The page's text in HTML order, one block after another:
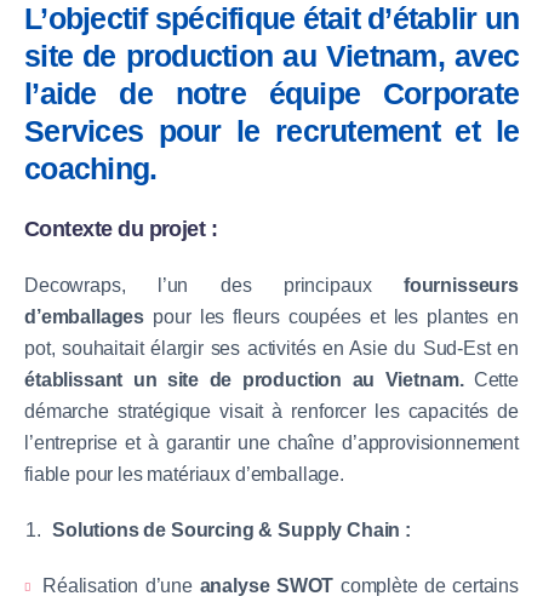
L’objectif spécifique était d’établir un
site de production au Vietnam, avec
l’aide de notre équipe Corporate
Services pour le recrutement et le
coaching.
Contexte du projet :
Decowraps, l’un des principaux fournisseurs
d’emballages pour les fleurs coupées et les plantes en
pot, souhaitait élargir ses activités en Asie du Sud-Est en
établissant un site de production au Vietnam.Cette
démarche stratégique visait à renforcer les capacités de
l’entreprise et à garantir une chaîne d’approvisionnement
fiable pour les matériaux d’emballage.
Solutions de Sourcing & Supply Chain :
Réalisation d’une analyse SWOT complète de certains